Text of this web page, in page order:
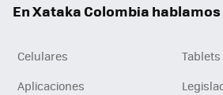
En Xataka Colombia hablamos
Celulares
Tablets
Aplicaciones